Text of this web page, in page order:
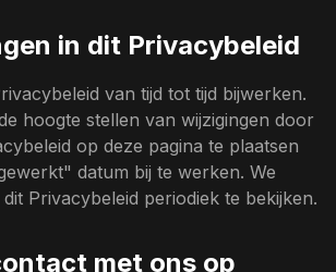
in dit Privacybeleid
van tijd tot tijd bijwerken.
hoogte stellen van wijzigingen door
op deze pagina te plaatsen
datum bij te werken. We
Privacybeleid periodiek te bekijken.
met ons op